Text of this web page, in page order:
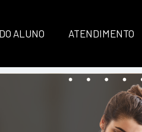
ALUNO ATENDIMENTO